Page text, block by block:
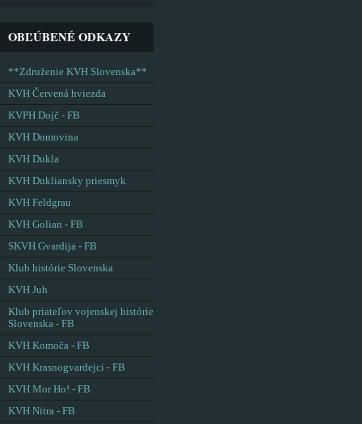
OBĽÚBENÉ ODKAZY
**Združenie KVH Slovenska**
KVH Červená hviezda
KVPH Dojč - FB
KVH Domovina
KVH Dukla
KVH Dukliansky priesmyk
KVH Feldgrau
KVH Golian - FB
SKVH Gvardija - FB
Klub histórie Slovenska
KVH Juh
Klub priateľov vojenskej histórie
Slovenska - FB
KVH Komoča - FB
KVH Krasnogvardejci - FB
KVH Mor Ho! - FB
KVH Nitra - FB